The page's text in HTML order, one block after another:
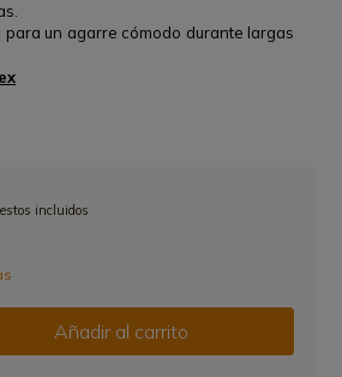
para un agarre cómodo durante largas
incluidos
Añadir al carrito